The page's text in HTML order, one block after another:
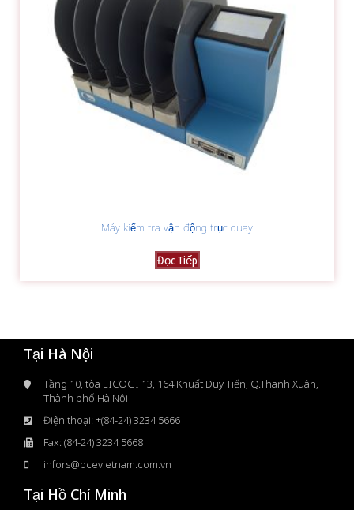
Máy kiểm tra vận động trục quay
Đọc Tiếp
Tại Hà Nội
Tầng 10, tòa LICOGI 13, 164 Khuất Duy Tiến, Q.Thanh Xuân,
Thành phố Hà Nội
Điện thoại: +(84-24) 3234 5666
Fax: (84-24) 3234 5668
infors@bcevietnam.com.vn
Tại Hồ Chí Minh